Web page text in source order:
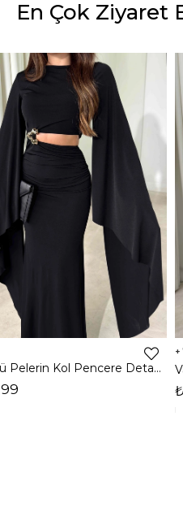
En Çok Ziyaret
Dökümlü Pelerin Kol Pencere Detaylı Maxi Siyah Arlev Kadın Elbise 26Y511